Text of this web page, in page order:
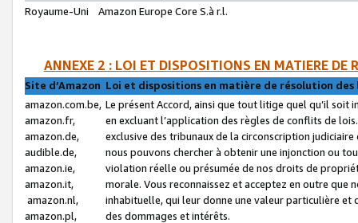
Royaume-Uni
Amazon Europe Core S.à r.l.
ANNEXE 2 : LOI ET DISPOSITIONS EN MATIERE DE
Site d’Amazon Loi et dispositions en matière de résolution
amazon.com.be,
amazon.fr,
amazon.de,
audible.de,
amazon.ie,
amazon.it,
amazon.nl,
amazon.pl,
Le présent Accord, ainsi que tout litige quel qu’il soit
en excluant l’application des règles de conflits de
exclusive des tribunaux de la circonscription
nous pouvons chercher à obtenir une injonction ou
violation réelle ou présumée de nos droits de
morale. Vous reconnaissez et acceptez en outre que
inhabituelle, qui leur donne une valeur particulière
des dommages et intérêts.